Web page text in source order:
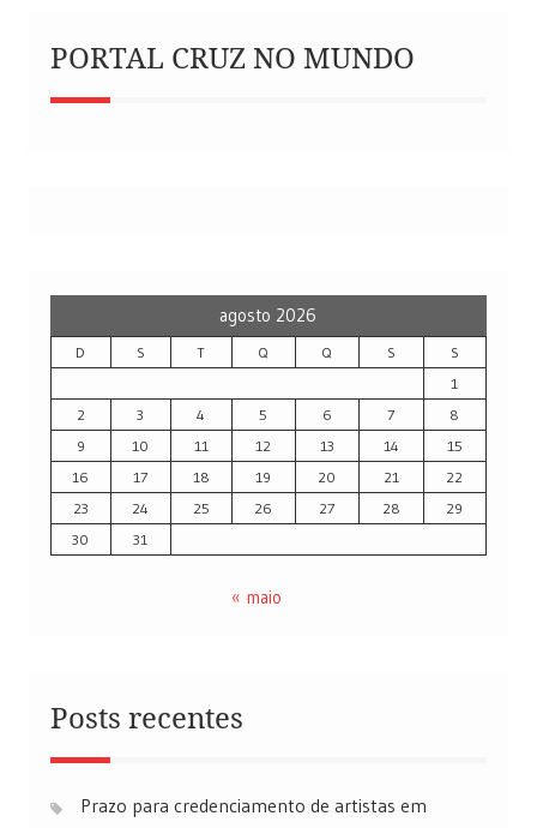
PORTAL CRUZ NO MUNDO
agosto 2026
D S T Q Q S
S
1
2
3 4 5 6 7
8
9
10 11 12 13 14
15
16
17 18 19 20 21
22
23
24 25 26 27 28
29
30
31
« maio
Posts recentes
Prazo para credenciamento de artistas em